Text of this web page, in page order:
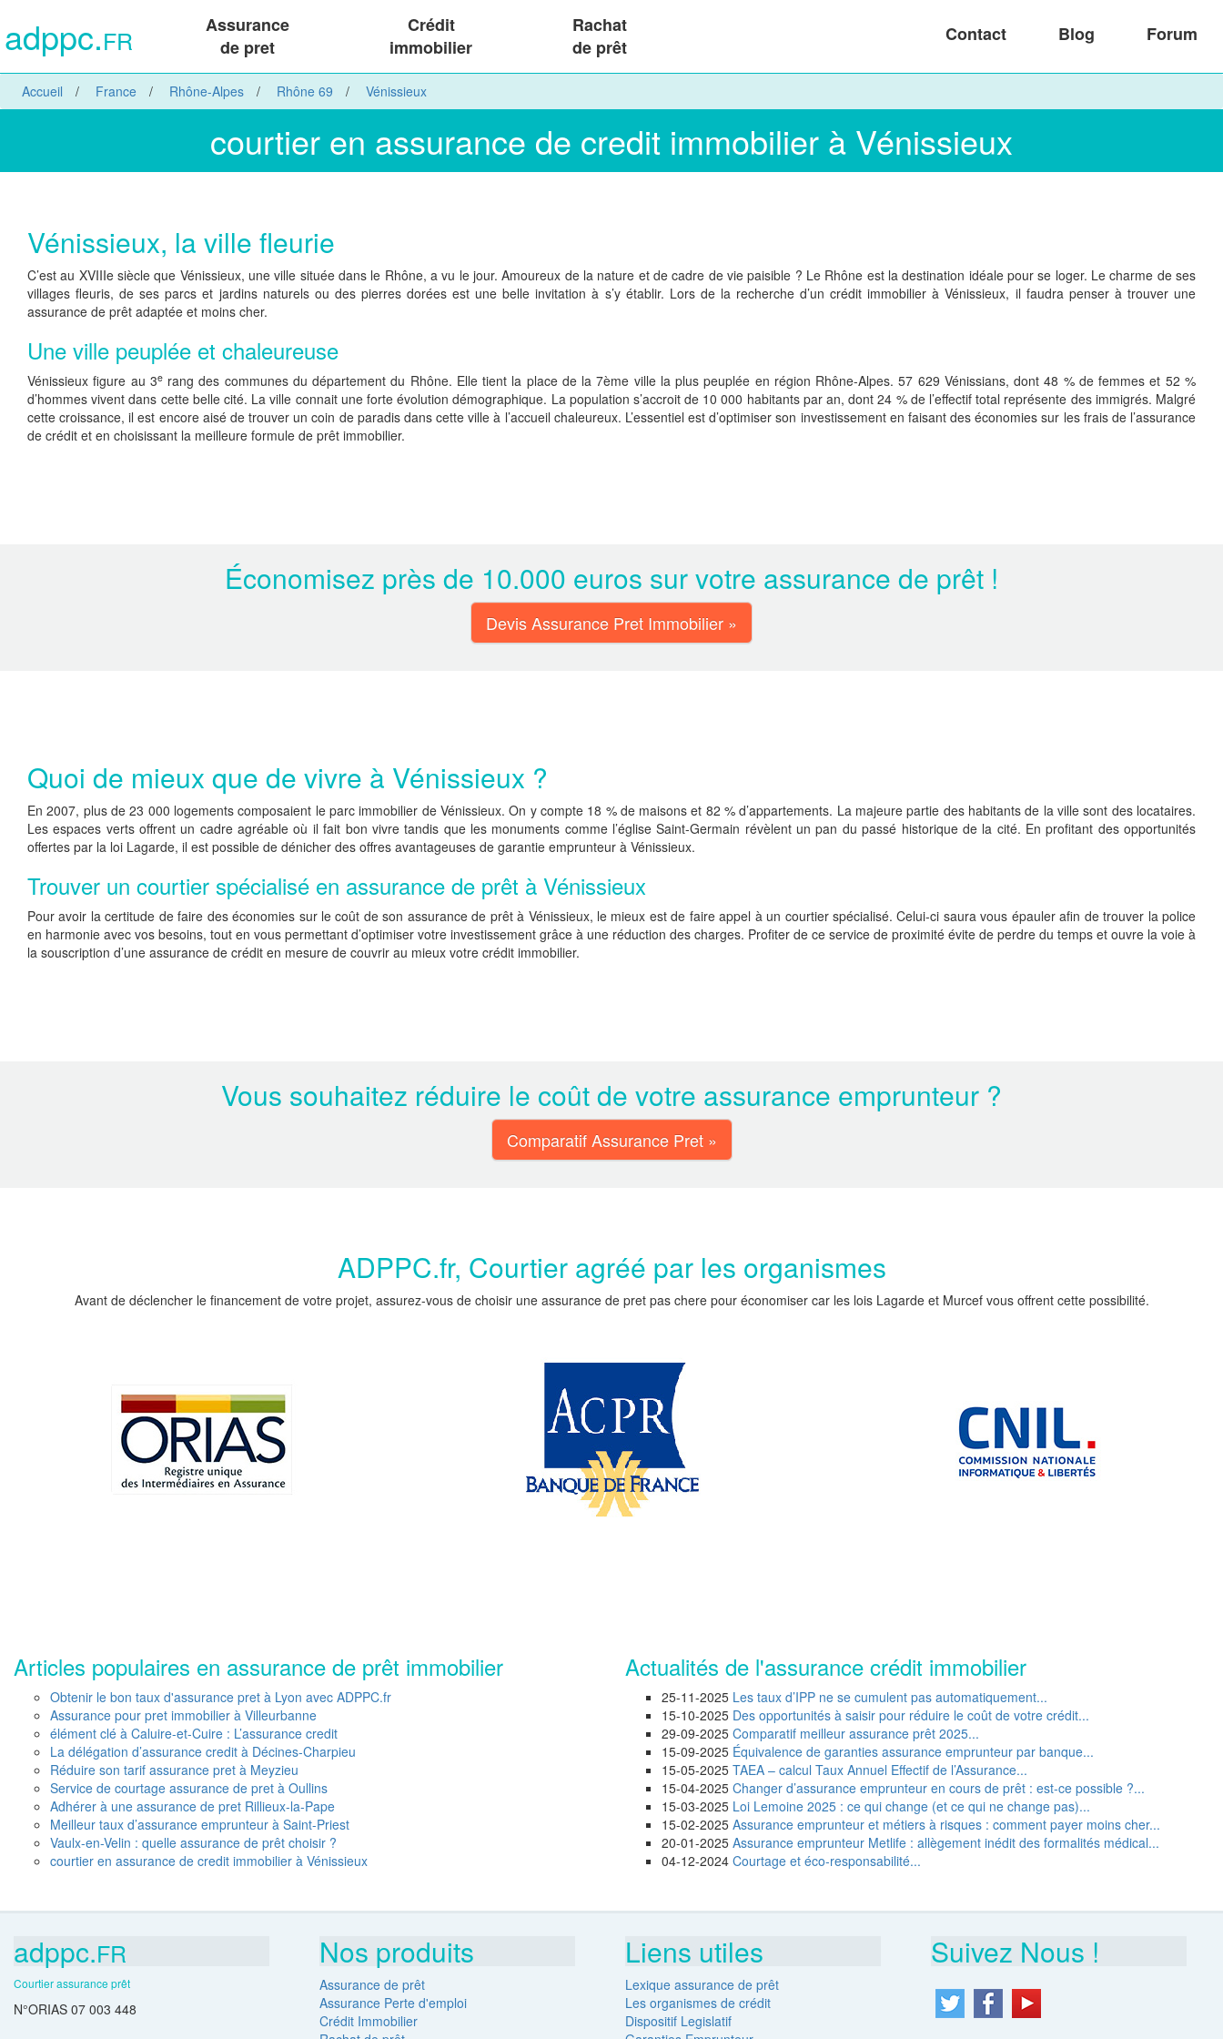
adppc.FR
Assurance
de pret
Crédit
immobilier
Rachat
de prêt
Contact Blog Forum
Accueil France Rhône-Alpes Rhône 69 Vénissieux
courtier en assurance de credit immobilier à Vénissieux
Vénissieux, la ville fleurie
C’est au XVIIIe siècle que Vénissieux, une ville située dans le Rhône, a vu le jour. Amoureux de la nature et de cadre de vie paisible ? Le Rhône est la destination idéale pour se loger. Le charme de ses
villages fleuris, de ses parcs et jardins naturels ou des pierres dorées est une belle invitation à s’y établir. Lors de la recherche d’un crédit immobilier à Vénissieux, il faudra penser à trouver une
assurance de prêt adaptée et moins cher.
Une ville peuplée et chaleureuse
Vénissieux figure au 3erang des communes du département du Rhône. Elle tient la place de la 7ème ville la plus peuplée en région Rhône-Alpes. 57 629 Vénissians, dont 48 % de femmes et 52 %
d’hommes vivent dans cette belle cité. La ville connait une forte évolution démographique. La population s’accroit de 10 000 habitants par an, dont 24 % de l’effectif total représente des immigrés. Malgré
cette croissance, il est encore aisé de trouver un coin de paradis dans cette ville à l’accueil chaleureux. L’essentiel est d’optimiser son investissement en faisant des économies sur les frais de l’assurance
de crédit et en choisissant la meilleure formule de prêt immobilier.
Économisez près de 10.000 euros sur votre assurance de prêt !
Devis Assurance Pret Immobilier »
Quoi de mieux que de vivre à Vénissieux ?
En 2007, plus de 23 000 logements composaient le parc immobilier de Vénissieux. On y compte 18 % de maisons et 82 % d’appartements. La majeure partie des habitants de la ville sont des locataires.
Les espaces verts offrent un cadre agréable où il fait bon vivre tandis que les monuments comme l’église Saint-Germain révèlent un pan du passé historique de la cité. En profitant des opportunités
offertes par la loi Lagarde, il est possible de dénicher des offres avantageuses de garantie emprunteur à Vénissieux.
Trouver un courtier spécialisé en assurance de prêt à Vénissieux
Pour avoir la certitude de faire des économies sur le coût de son assurance de prêt à Vénissieux, le mieux est de faire appel à un courtier spécialisé. Celui-ci saura vous épauler afin de trouver la police
en harmonie avec vos besoins, tout en vous permettant d’optimiser votre investissement grâce à une réduction des charges. Profiter de ce service de proximité évite de perdre du temps et ouvre la voie à
la souscription d’une assurance de crédit en mesure de couvrir au mieux votre crédit immobilier.
Vous souhaitez réduire le coût de votre assurance emprunteur ?
Comparatif Assurance Pret »
ADPPC.fr, Courtier agréé par les organismes
Avant de déclencher le financement de votre projet, assurez-vous de choisir une assurance de pret pas chere pour économiser car les lois Lagarde et Murcef vous offrent cette possibilité.
Articles populaires en assurance de prêt immobilier
Obtenir le bon taux d'assurance pret à Lyon avec ADPPC.fr
Assurance pour pret immobilier à Villeurbanne
élément clé à Caluire-et-Cuire : L’assurance credit
La délégation d’assurance credit à Décines-Charpieu
Réduire son tarif assurance pret à Meyzieu
Service de courtage assurance de pret à Oullins
Adhérer à une assurance de pret Rillieux-la-Pape
Meilleur taux d’assurance emprunteur à Saint-Priest
Vaulx-en-Velin : quelle assurance de prêt choisir ?
courtier en assurance de credit immobilier à Vénissieux
Actualités de l'assurance crédit immobilier
25-11-2025 Les taux d’IPP ne se cumulent pas automatiquement...
15-10-2025 Des opportunités à saisir pour réduire le coût de votre crédit...
29-09-2025 Comparatif meilleur assurance prêt 2025...
15-09-2025 Équivalence de garanties assurance emprunteur par banque...
15-05-2025 TAEA – calcul Taux Annuel Effectif de l’Assurance...
15-04-2025 Changer d’assurance emprunteur en cours de prêt : est-ce possible ?...
15-03-2025 Loi Lemoine 2025 : ce qui change (et ce qui ne change pas)...
15-02-2025 Assurance emprunteur et métiers à risques : comment payer moins cher...
20-01-2025 Assurance emprunteur Metlife : allègement inédit des formalités médical...
04-12-2024 Courtage et éco-responsabilité...
adppc.FR
Courtier assurance prêt
N°ORIAS 07 003 448
Nos produits
Assurance de prêt
Assurance Perte d'emploi
Crédit Immobilier
Liens utiles
Lexique assurance de prêt
Les organismes de crédit
Dispositif Legislatif
Suivez Nous !